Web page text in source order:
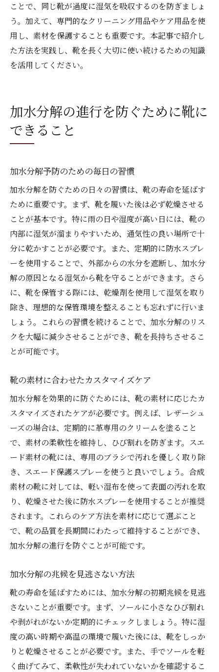
ことで、同じ靴が過度に湿気を吸収するのを防ぎましょ
う。加えて、専門的なクリーニング用品やケア用品を使
用し、素材を保護することも重要です。本記事で紹介し
た方法を実践し、靴を長く大切に使い続けるための知識
を活用してください。
加水分解の進行を防ぐために靴に
できること
加水分解予防のための毎日の習慣
加水分解を防ぐための日々の習慣は、靴の寿命を延ばす
ために重要です。まず、靴を履いた後は必ず乾燥させる
ことが基本です。特に雨の日や湿度が高い日には、靴の
内部に湿気が溜まりやすいため、通気性の良い場所で十
分に乾かすことが必要です。また、定期的に防水スプレ
ーを使用することで、外部からの水分を遮断し、加水分
解の原因となる湿気から靴を守ることができます。さら
に、靴を保管する際には、乾燥剤を使用して湿気を取り
除き、理想的な保管環境を整えることも忘れずに行いま
しょう。これらの習慣を続けることで、加水分解のリス
クを大幅に減少させることができ、靴を長持ちさせるこ
とが可能です。
靴の素材に合わせたカスタマイズケア
加水分解を効果的に防ぐためには、靴の素材に応じたカ
スタマイズされたケアが必要です。例えば、レザーシュ
ーズの場合は、定期的に革専用のクリームを塗ること
で、素材の柔軟性を維持し、ひび割れを防ぎます。スエ
ード素材の靴には、専用のブラシで汚れを優しく取り除
き、スエード保護スプレーを使うと良いでしょう。合成
素材の靴に対しては、軽い湿布を使って表面の汚れを取
り、乾燥させた後に防水スプレーを使用することが推奨
されます。これらのケア方法を素材に応じて選ぶこと
で、靴の品質を長期間にわたって維持することができ、
加水分解の進行を防ぐことが可能です。
加水分解の兆候を見逃さない方法
靴の寿命を延ばすためには、加水分解の初期兆候を見逃
さないことが重要です。まず、ソールに小さなひび割れ
や剥がれがないか定期的にチェックしましょう。特に湿
度の高い時期や高温の環境で履いた後には、靴をしっか
りと乾燥させることが必要です。また、手でソールを軽
く曲げてみて、柔軟性が失われていないかを確認するこ